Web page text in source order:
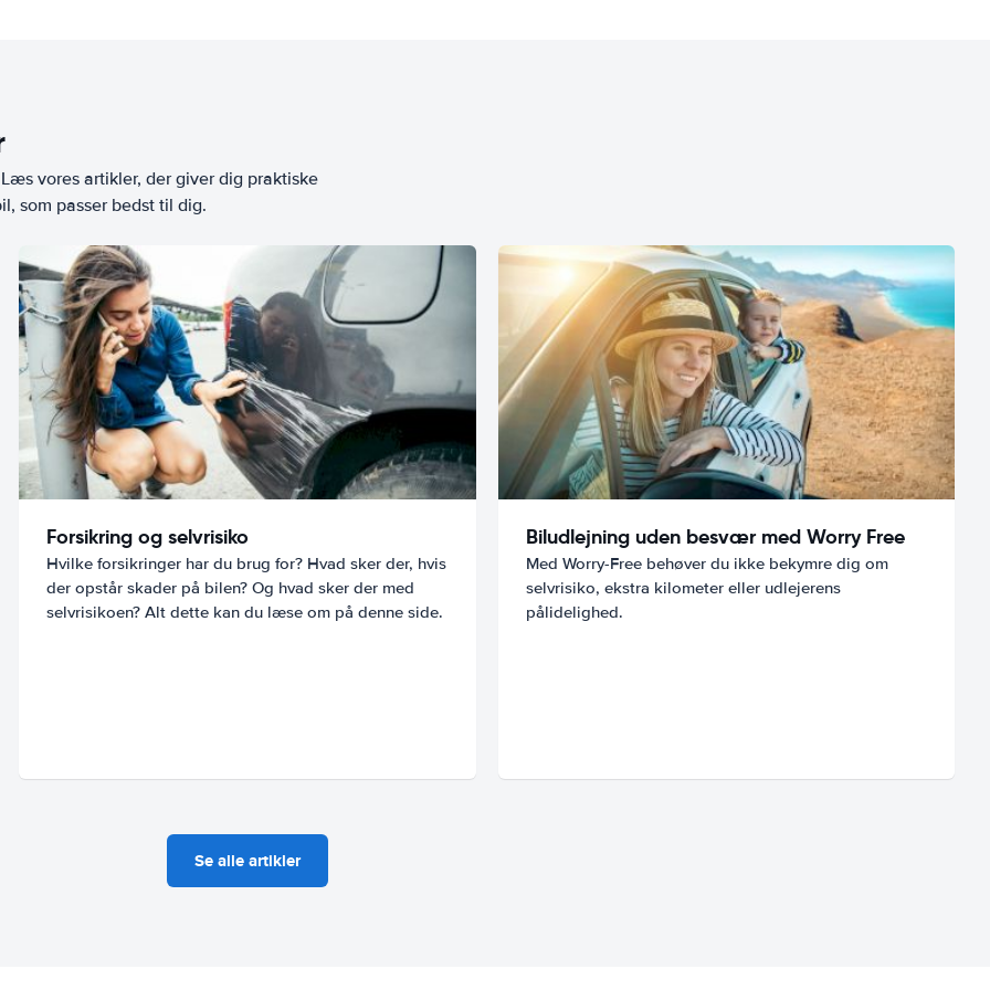
vores artikler, der giver dig praktiske
som passer bedst til dig.
Forsikring og selvrisiko
Hvilke forsikringer har du brug for? Hvad sker der, hvis
der opstår skader på bilen? Og hvad sker der med
selvrisikoen? Alt dette kan du læse om på denne side.
Biludlejning uden besvær med Worry Free
Med Worry-Free behøver du ikke bekymre dig om
selvrisiko, ekstra kilometer eller udlejerens
pålidelighed.
Se alle artikler